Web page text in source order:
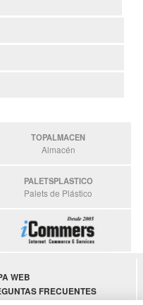
TOPALMACEN
Almacén
PALETSPLASTICO
Palets de Plástico
WEB
FRECUENTES